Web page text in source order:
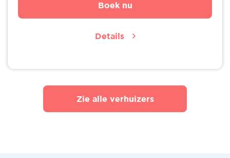
Boek nu
Details
Zie alle verhuizers